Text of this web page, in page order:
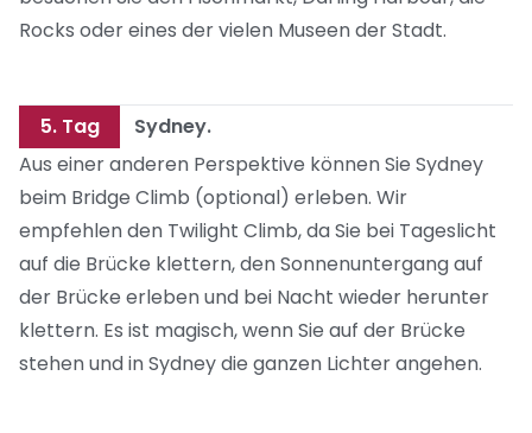
Rocks oder eines der vielen Museen der Stadt.
5. Tag
Sydney.
Aus einer anderen Perspektive können Sie Sydney
beim Bridge Climb (optional) erleben. Wir
empfehlen den Twilight Climb, da Sie bei Tageslicht
auf die Brücke klettern, den Sonnenuntergang auf
der Brücke erleben und bei Nacht wieder herunter
klettern. Es ist magisch, wenn Sie auf der Brücke
stehen und in Sydney die ganzen Lichter angehen.